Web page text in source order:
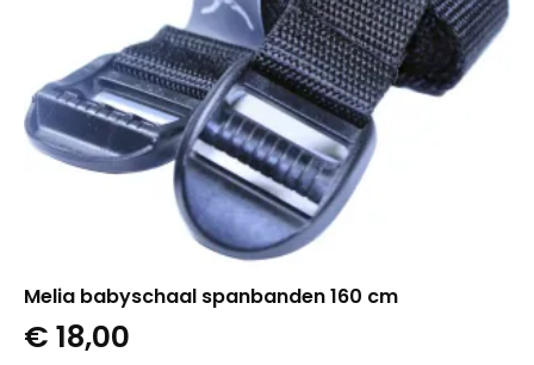
Melia babyschaal spanbanden 160 cm
€ 18,00